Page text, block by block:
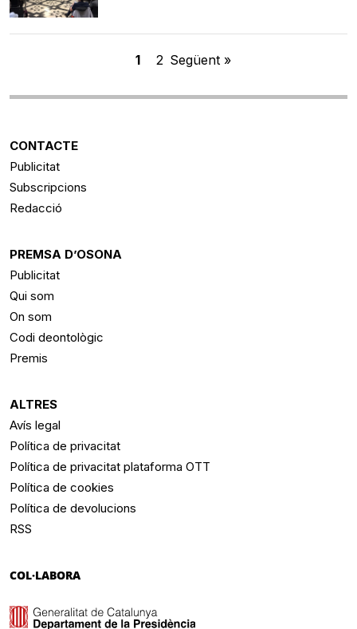
1 2 Següent »
CONTACTE
Publicitat
Subscripcions
Redacció
PREMSA D’OSONA
Publicitat
Qui som
On som
Codi deontològic
Premis
ALTRES
Avís legal
Política de privacitat
Política de privacitat plataforma OTT
Política de cookies
Política de devolucions
RSS
COL·LABORA